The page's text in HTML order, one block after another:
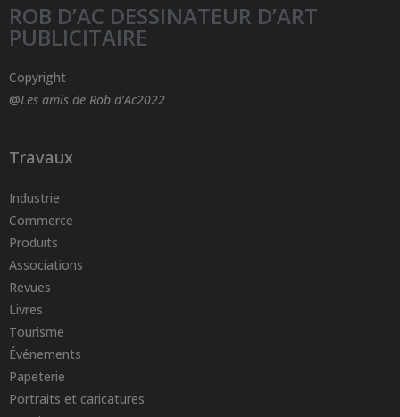
ROB D’AC DESSINATEUR D’ART
PUBLICITAIRE
Copyright
@Les amis de Rob d’Ac2022
Travaux
Industrie
Commerce
Produits
Associations
Revues
Livres
Tourisme
Événements
Papeterie
Portraits et caricatures